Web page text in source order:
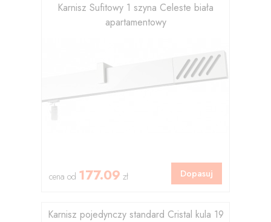
Karnisz Sufitowy 1 szyna Celeste biała
apartamentowy
cena od 177.09 zł Dopasuj
Karnisz pojedynczy standard Cristal kula 19